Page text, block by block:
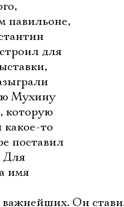
павильоне,
для
Мухину
которую
какое-то
поставил
Для
имя
важнейших. Он